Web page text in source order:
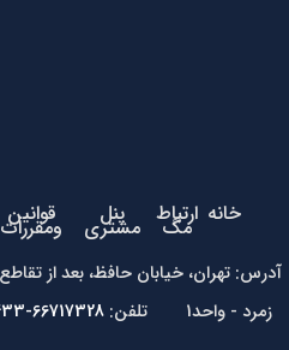
خانه ارتباط
مگ پنل
مشتری قوانین
ومقررات
زمرد - واحد1 تلفن:
66717328-66727433